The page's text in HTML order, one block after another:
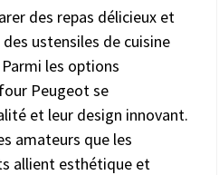
des repas délicieux et
ustensiles de cuisine
les options
Peugeot se
et leur design innovant.
amateurs que les
allient esthétique et